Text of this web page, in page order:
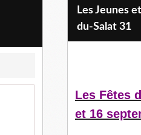
Les Jeunes et l'APEAI Mazères-
du-Salat 31
Les Fêtes
et 16